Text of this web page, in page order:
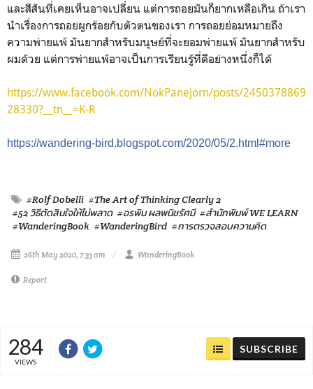
และสีสันที่เคยเห็นอาจเปลี่ยน แต่การถอยมันก็ยากเหลือเกิน ถ้าเรา
นำเรื่องการถอยผูกร้อยกับตัวตนของเรา การถอยย่อมหมายถึง
ความพ่ายแพ้ มันยากสำหรับมนุษย์ที่จะยอมพ่ายแพ้ มันยากสำหรับ
ผมด้วย แต่การพ่ายแพ้อาจเป็นการเรียนรู้ที่ดีอย่างหนึ่งก็ได้
https://www.facebook.com/NokPanejorn/posts/2450378869
28330?__tn__=K-R
https://wandering-bird.blogspot.com/2020/05/2.html#more
#Rolf Dobelli #The Art of Thinking Clearly 2
#52 วิธีตัดสินใจให้ไม่พลาด #อรพิน ผลพนิชรัศมี #สำนักพิมพ์ WE LEARN
#WanderingBook #WanderingBird #การตรวจสอบความคิด
26th May 2020, 7:33 am WanderingBook
Report
284
VIEWS
SUBSCRIBE